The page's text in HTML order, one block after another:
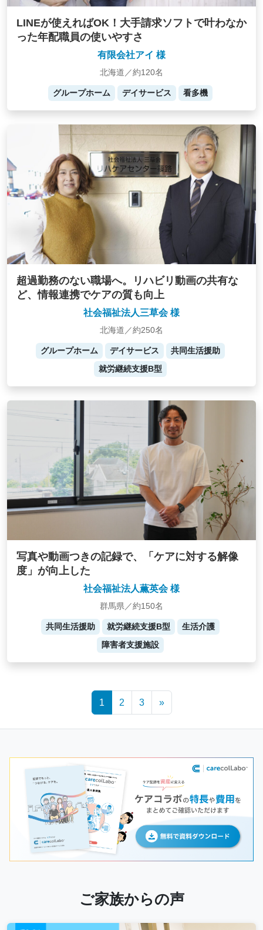
LINEが使えればOK！大手請求ソフトで叶わなか
った年配職員の使いやすさ
有限会社アイ 様
北海道／約120名
グループホーム デイサービス 看多機
超過勤務のない職場へ。リハビリ動画の共有な
ど、情報連携でケアの質も向上
社会福祉法人三草会 様
北海道／約250名
グループホーム デイサービス
共同生活援助
就労継続支援B型
写真や動画つきの記録で、「ケアに対する解像
度」が向上した
社会福祉法人薫英会 様
群馬県／約150名
共同生活援助 就労継続支援B型
生活介護
障害者支援施設
1 2 3 »
ご家族からの声